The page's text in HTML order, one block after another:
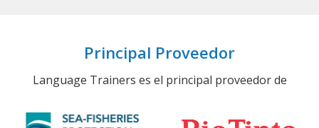
Principal Proveedor
Language Trainers es el principal proveedor de